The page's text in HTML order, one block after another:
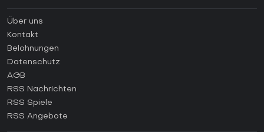
Anleitungen
Wie aktiviert man einen Steam CD Key?
Wie aktiviert man einen Epic Games CD Key?
Wie aktiviert man einen GOG CD Key?
Wie aktiviert man einen Ubisoft Connect CD Key?
Über uns
Kontakt
Belohnungen
Datenschutz
AGB
RSS Nachrichten
RSS Spiele
RSS Angebote